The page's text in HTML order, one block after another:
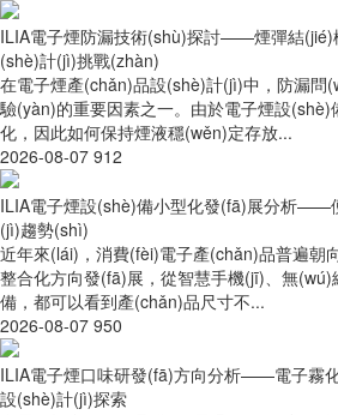
ILIA電子煙防漏技術(shù)探討——煙彈結(jié)
(shè)計(jì)挑戰(zhàn)
在電子煙產(chǎn)品設(shè)計(jì)中，防漏問
驗(yàn)的重要因素之一。由於電子煙設
化，因此如何保持煙液穩(wěn)定存放...
2026-08-07 912
ILIA電子煙設(shè)備小型化發(fā)展分析——
(jì)趨勢(shì)
近年來(lái)，消費(fèi)電子產(chǎn)品普遍朝
整合化方向發(fā)展，從智慧手機(jī)、無
備，都可以看到產(chǎn)品尺寸不...
2026-08-07 950
ILIA電子煙口味研發(fā)方向分析——電子霧
設(shè)計(jì)探索